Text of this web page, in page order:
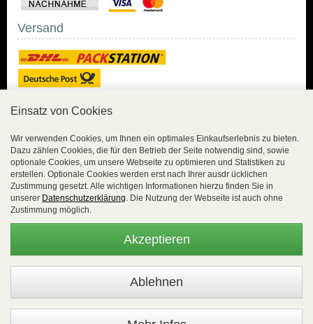
Versand
Sicher Einkaufen mit
Trusted Shops und
Geld-zurück-Garantie.
übertragen.
Die Shop-Server sind PCI-zertifiziert.
+49 (0)2654 8839818 - Fax: 02654 883 9820 -
Einsatz von Cookies
Wir verwenden Cookies, um Ihnen ein optimales Einkaufserlebnis zu bieten.
Dazu zählen Cookies, die für den Betrieb der Seite notwendig sind, sowie
optionale Cookies, um unsere Webseite zu optimieren und Statistiken zu
erstellen. Optionale Cookies werden erst nach Ihrer ausdr ücklichen
Zustimmung gesetzt. Alle wichtigen Informationen hierzu finden Sie in
unserer Datenschutzerklärung. Die Nutzung der Webseite ist auch ohne
Zustimmung möglich.
Akzeptieren